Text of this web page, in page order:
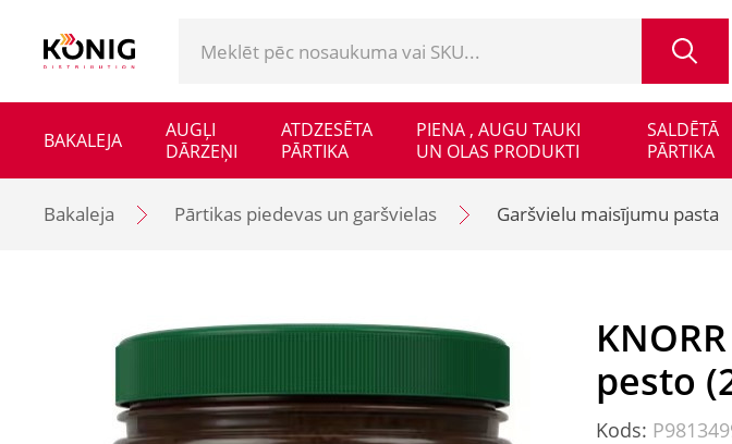
BAKALEJA
AUGĻI
DĀRZEŅI
ATDZESĒTA
PĀRTIKA
PIENA , AUGU TAUKI
UN OLAS PRODUKTI
SALDĒTĀ
PĀRTIKA
Bakaleja Pārtikas piedevas un garšvielas Garšvielu maisījumu pasta
pesto
Kods: